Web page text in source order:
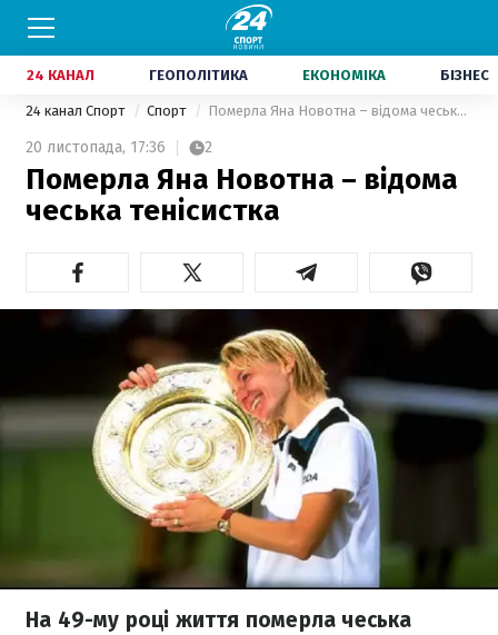
24 КАНАЛ ГЕОПОЛІТИКА ЕКОНОМІКА БІЗНЕС
24 канал Спорт Спорт Померла Яна Новотна – відома чеська тенісистка
20 листопада, 17:36 2
Померла Яна Новотна – відома
чеська тенісистка
На 49-му році життя померла чеська